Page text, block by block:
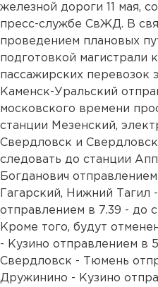
железной дороги 11 мая,
пресс-службе СвЖД. В
проведением плановых
подготовкой магистрали
пассажирских перевозок
Каменск-Уральский
московского времени
станции Мезенский,
Свердловск и
следовать до станции
Богданович
Гагарский, Нижний Тагил
отправлением в 7.39 - до
Кроме того, будут
- Кузино отправлением в
Свердловск - Тюмень
Дружинино - Кузино